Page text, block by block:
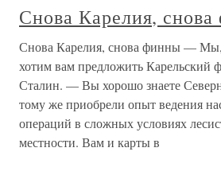
Снова Карелия,
Снова Карелия, снова финны —
хотим вам предложить Карельский
Сталин. — Вы хорошо знаете
тому же приобрели опыт ведения
операций в сложных условиях
местности. Вам и карты в